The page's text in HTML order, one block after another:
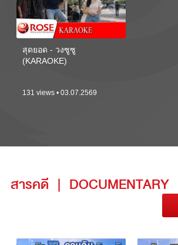
สุดยอด - วงซูซู
(KARAOKE)
131 views • 03.07.2569
สารคดี | DOCUMENTARY